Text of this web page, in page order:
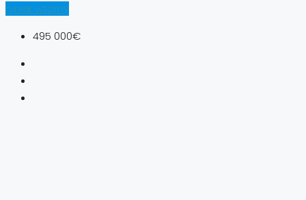
rynek wtórny
495 000€